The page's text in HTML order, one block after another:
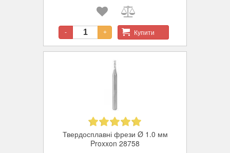
- + Купити
Твердосплавні фрези Ø 1.0 мм
Proxxon 28758